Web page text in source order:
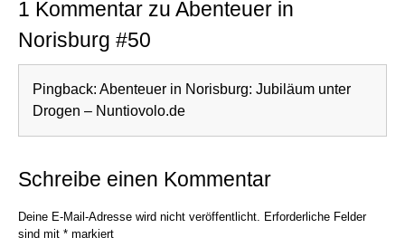
1 Kommentar zu Abenteuer in
Norisburg #50
Pingback: Abenteuer in Norisburg: Jubiläum unter
Drogen – Nuntiovolo.de
Schreibe einen Kommentar
Deine E-Mail-Adresse wird nicht veröffentlicht. Erforderliche Felder
sind mit * markiert